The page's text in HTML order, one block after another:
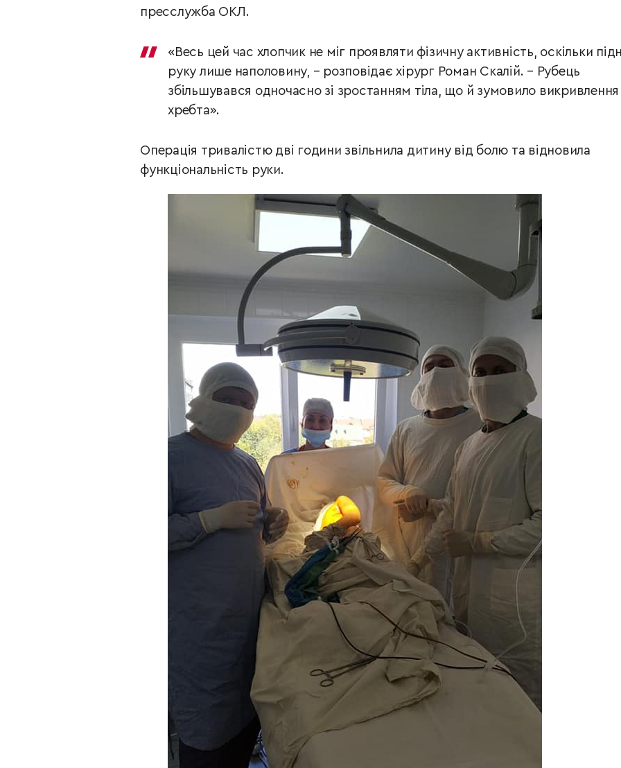
пресслужба ОКЛ.
«Весь цей час хлопчик не міг проявляти фізичну активність, оскільки
руку лише наполовину, – розповідає хірург Роман Скалій. – Рубець
збільшувався одночасно зі зростанням тіла, що й зумовило викривлення
хребта».
Операція тривалістю дві години звільнила дитину від болю та відновила
функціональність руки.